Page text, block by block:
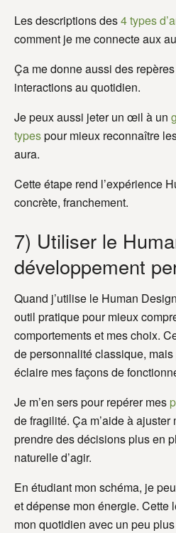
Les descriptions des4 types
comment je me connecte aux
Ça me donne aussi des
interactions au quotidien.
Je peux aussi jeter un œil à un
typespour mieux reconnaître
aura.
Cette étape rend l’expérience
concrète, franchement.
7) Utiliser le
développement
Quand j’utilise le Human
outil pratique pour mieux
comportements et mes choix.
de personnalité classique,
éclaire mes façons de
Je m’en sers pour repérer mes
de fragilité. Ça m’aide à
prendre des décisions plus en
naturelle d’agir.
En étudiant mon schéma, je
et dépense mon énergie. Cette
mon quotidien avec un peu